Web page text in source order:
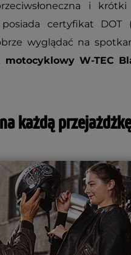
i
certyfikat DOT
wyglądać na
motocyklowy W-TEC
każdą przejażdżkę